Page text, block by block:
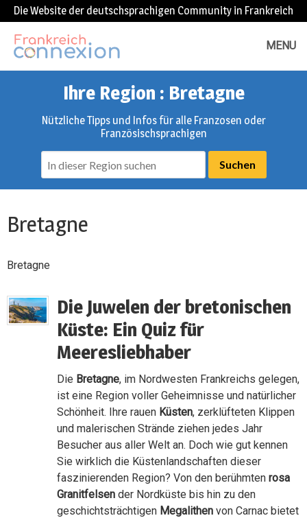
Die Website der deutschsprachigen Community in Frankreich
MENU
Ihre Region : Bretagne
Nützliche Tipps und Infos für alle Franzosen oder
Französischsprachigen
Bretagne
Bretagne
Die Juwelen der bretonischen
Küste: Ein Quiz für
Meeresliebhaber
Die Bretagne, im Nordwesten Frankreichs gelegen,
ist eine Region voller Geheimnisse und natürlicher
Schönheit. Ihre rauen Küsten, zerklüfteten Klippen
und malerischen Strände ziehen jedes Jahr
Besucher aus aller Welt an. Doch wie gut kennen
Sie wirklich die Küstenlandschaften dieser
faszinierenden Region? Von den berühmtenrosa
Granitfelsen der Nordküste bis hin zu den
geschichtsträchtigen Megalithen von Carnac bietet